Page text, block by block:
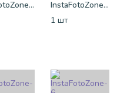
InstaFotoZone-2
InstaFotoZone-3
1 шт